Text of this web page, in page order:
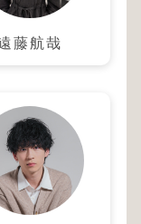
藤航哉